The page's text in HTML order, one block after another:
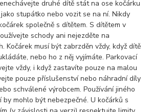
druhé dítě stát na ose kočárku
stupátko nebo vozit se na ní. Nikdy
společně s dítětem. S dítětem v
schody ani nejezděte na
Kočárek musí být zabrzděn vždy, když dítě
nebo ho z něj vyjímáte. Parkovací
vždy, i když zastavíte pouze na malou
pouze příslušenství nebo náhradní díly
schválené výrobcem. Používání jiného
by mohlo být nebezpečné. U kočárků s